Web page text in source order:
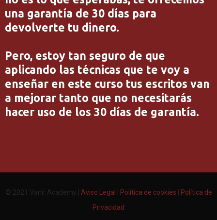
una garantía de 30 días para
devolverte tu dinero.
Pero, estoy tan seguro de que
aplicando las técnicas que te voy a
enseñar en este curso tus escritos van
a mejorar tanto que no necesitarás
hacer uso de los 30 días de garantía.
© 2021 Vanir Academy | Aviso Legal Política de cookies
Política de
Privacidad